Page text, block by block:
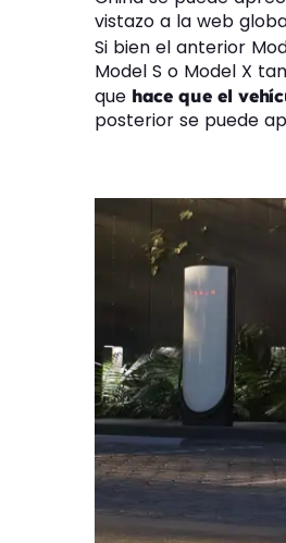
vistazo a la web
Si bien el anterior
Model S o Model X
que hace que el
posterior se puede